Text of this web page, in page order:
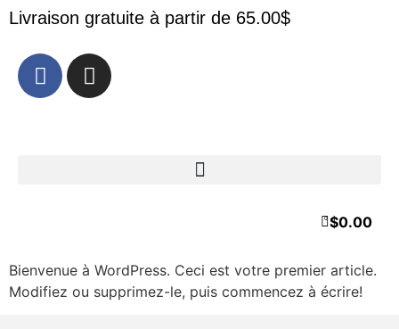
Livraison gratuite à partir de 65.00$
$0.00
0
Bienvenue à WordPress. Ceci est votre premier article.
Modifiez ou supprimez-le, puis commencez à écrire!